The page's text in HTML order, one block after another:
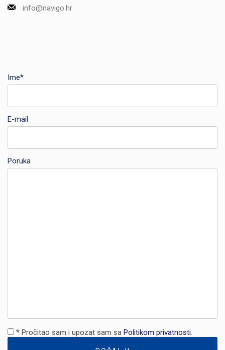
info@navigo.hr
Ime*
E-mail
Predmet
Poruka
* Pročitao sam i upozat sam sa Politikom privatnosti.